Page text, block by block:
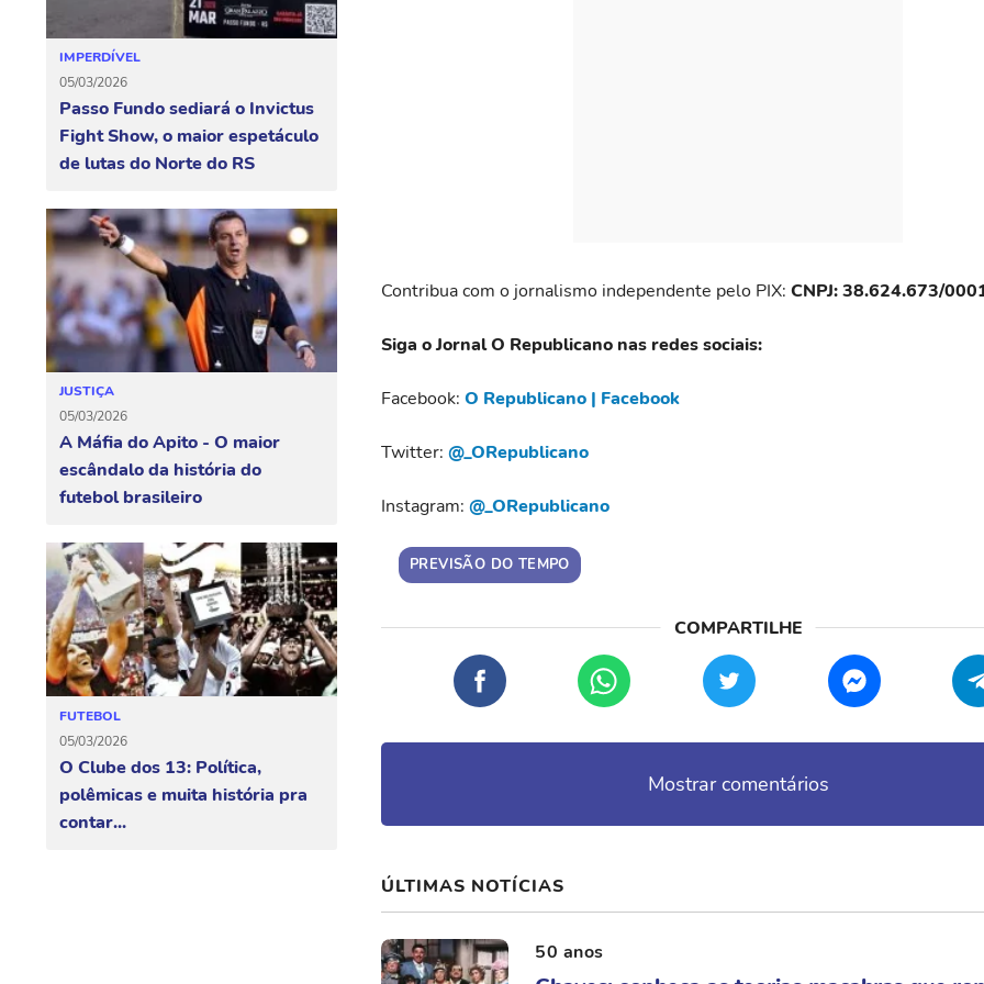
IMPERDÍVEL
05/03/2026
Passo Fundo sediará o Invictus
Fight Show, o maior espetáculo
de lutas do Norte do RS
JUSTIÇA
05/03/2026
A Máfia do Apito - O maior
escândalo da história do
futebol brasileiro
FUTEBOL
05/03/2026
O Clube dos 13: Política,
polêmicas e muita história pra
contar...
Contribua com o jornalismo independente pelo PIX: CNPJ: 38.624.673/
Siga o Jornal O Republicano nas redes sociais:
Facebook: O Republicano | Facebook
Twitter: @_ORepublicano
Instagram: @_ORepublicano
PREVISÃO DO TEMPO
Mostrar comentários
ÚLTIMAS NOTÍCIAS
50 anos